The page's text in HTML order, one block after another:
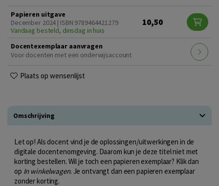
Papieren uitgave
December 2024 | ISBN 9789464421279
Vandaag besteld, dinsdag in huis
10,50
Docentexemplaar aanvragen
Voor docenten met een onderwijsaccount
Plaats op wensenlijst
Omschrijving
Let op! Als docent vind je de oplossingen/uitwerkingen in de
digitale docentenomgeving. Daarom kun je deze titel niet met
korting bestellen. Wil je toch een papieren exemplaar? Klik dan
op In winkelwagen. Je ontvangt dan een papieren exemplaar
zonder korting.